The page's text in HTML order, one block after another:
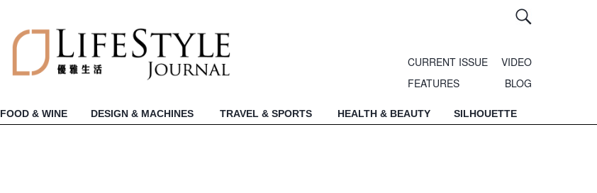
CURRENT ISSUE
VIDEO
FEATURES
BLOG
FOOD & WINE DESIGN & MACHINES TRAVEL & SPORTS HEALTH & BEAUTY SILHOUETTE